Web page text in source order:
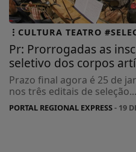
CULTURA TEATRO
Pr: Prorrogadas as
seletivo dos corpos
Prazo final agora é 25 de
nos três editais de seleção...
PORTAL REGIONAL EXPRESS- 19